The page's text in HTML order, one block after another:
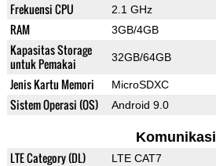
Frekuensi CPU 2.1 GHz
RAM 3GB/4GB
Kapasitas Storage
untuk Pemakai
32GB/64GB
Jenis Kartu Memori MicroSDXC
Sistem Operasi (OS) Android 9.0
Komunikasi
LTE Category (DL) LTE CAT7